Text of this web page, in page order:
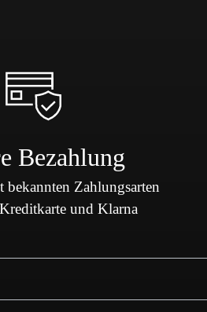
Bezahlung
bekannten Zahlungsarten
und Klarna